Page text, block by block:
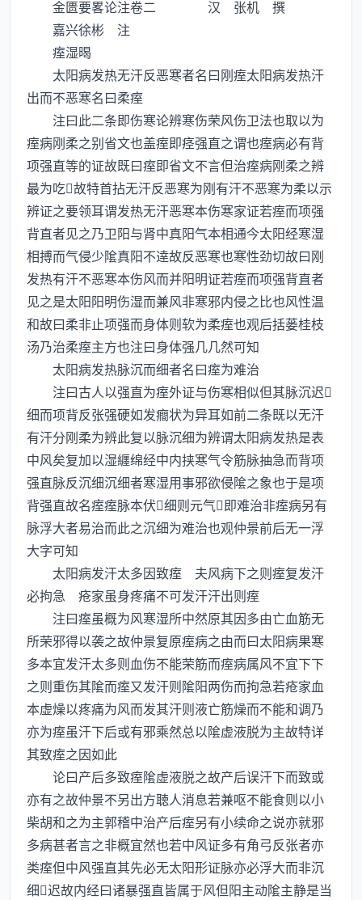
金匮要畧论注卷二 汉 张机 撰
嘉兴徐彬 注
痓湿暍
太阳病发热无汗反恶寒者名曰刚痓太阳病发热汗
出而不恶寒名曰柔痓
注曰此二条即伤寒论辨寒伤荣风伤卫法也取以为
痓病刚柔之别省文也盖痓即痉强直之谓也痓病必有背
项强直等的证故既曰痓即省文不言但治痓病刚柔之辨
最为吃故特首拈无汗反恶寒为刚有汗不恶寒为柔以示
辨证之要领耳谓发热无汗恶寒本伤寒家证若痓而项强
背直者见之乃卫阳与肾中真阳气本相通今太阳经寒湿
相搏而气侵少隂真阳不逹故反恶寒也寒性劲切故曰刚
发热有汗不恶寒本伤风而并阳明证若痓而项强背直者
见之是太阳阳明伤湿而兼风非寒邪内侵之比也风性温
和故曰柔非止项强而身体则软为柔痓也观后括蒌桂枝
汤乃治柔痓主方也注曰身体强几几然可知
太阳病发热脉沉而细者名曰痓为难治
注曰古人以强直为痓外证与伤寒相似但其脉沉迟
细而项背反张强硬如发癎状为异耳如前二条既以无汗
有汗分刚柔为辨此复以脉沉细为辨谓太阳病发热是表
中风矣复加以湿纒绵经中内挟寒气令筋脉抽急而背项
强直脉反沉细沉细者寒湿用事邪欲侵隂之象也于是项
背强直故名痓痓脉本伏细则元气即难治非痓病另有
脉浮大者易治而此之沉细为难治也观仲景前后无一浮
大字可知
太阳病发汗太多因致痓 夫风病下之则痓复发汗
必拘急 疮家虽身疼痛不可发汗汗出则痓
注曰痓虽概为风寒湿所中然原其因多由亡血筋无
所荣邪得以袭之故仲景复原痓病之由而曰太阳病果寒
多本宜发汗太多则血伤不能荣筋而痓病属风不宜下下
之则重伤其隂而痓又发汗则隂阳两伤而拘急若疮家血
本虚燥以疼痛为风而发其汗则液亡筋燥而不能和调乃
亦为痓虽汗下后或有邪乘然总以隂虚液脱为主故特详
其致痓之因如此
论曰产后多致痓隂虚液脱之故产后误汗下而致或
亦有之故仲景不另出方聴人消息若兼呕不能食则以小
柴胡和之为主郭稽中治产后痓另有小续命之说亦就邪
多病甚者言之非概宜然也若中风证多有角弓反张者亦
类痓但中风强直其先必无太阳形证脉亦必浮大而非沉
细迟故内经曰诸暴强直皆属于风但阳主动隂主静是当